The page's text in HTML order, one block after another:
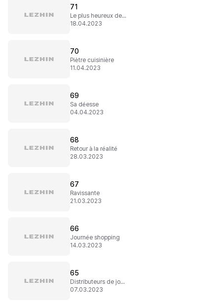
71
Le plus heureux des hommes
18.04.2023
70
Piètre cuisinière
11.04.2023
69
Sa déesse
04.04.2023
68
Retour à la réalité
28.03.2023
67
Ravissante
21.03.2023
66
Journée shopping
14.03.2023
65
Distributeurs de jouets
07.03.2023